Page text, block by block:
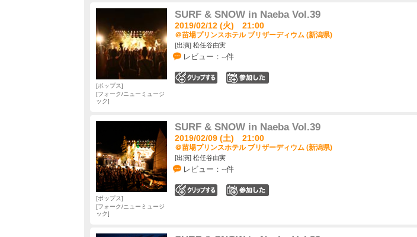
SURF & SNOW in Naeba Vol.39
2019/02/12 (火) 21:00
＠苗場プリンスホテル ブリザーディウム (新潟県)
[出演] 松任谷由実
レビュー：--件
ポップス
フォーク/ニューミュージ
ック
SURF & SNOW in Naeba Vol.39
2019/02/09 (土) 21:00
＠苗場プリンスホテル ブリザーディウム (新潟県)
[出演] 松任谷由実
レビュー：--件
ポップス
フォーク/ニューミュージ
ック